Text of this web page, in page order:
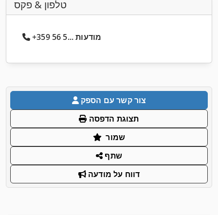
טלפון & פקס
+359 56 5... מודעות
צור קשר עם הספק
תצוגת הדפסה
שמור
שתף
דווח על מודעה